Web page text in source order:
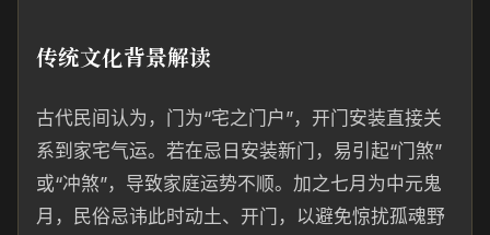
传统文化背景解读
古代民间认为，门为“宅之门户”，开门安装直接关
系到家宅气运。若在忌日安装新门，易引起“门煞”
或“冲煞”，导致家庭运势不顺。加之七月为中元鬼
月，民俗忌讳此时动土、开门，以避免惊扰孤魂野